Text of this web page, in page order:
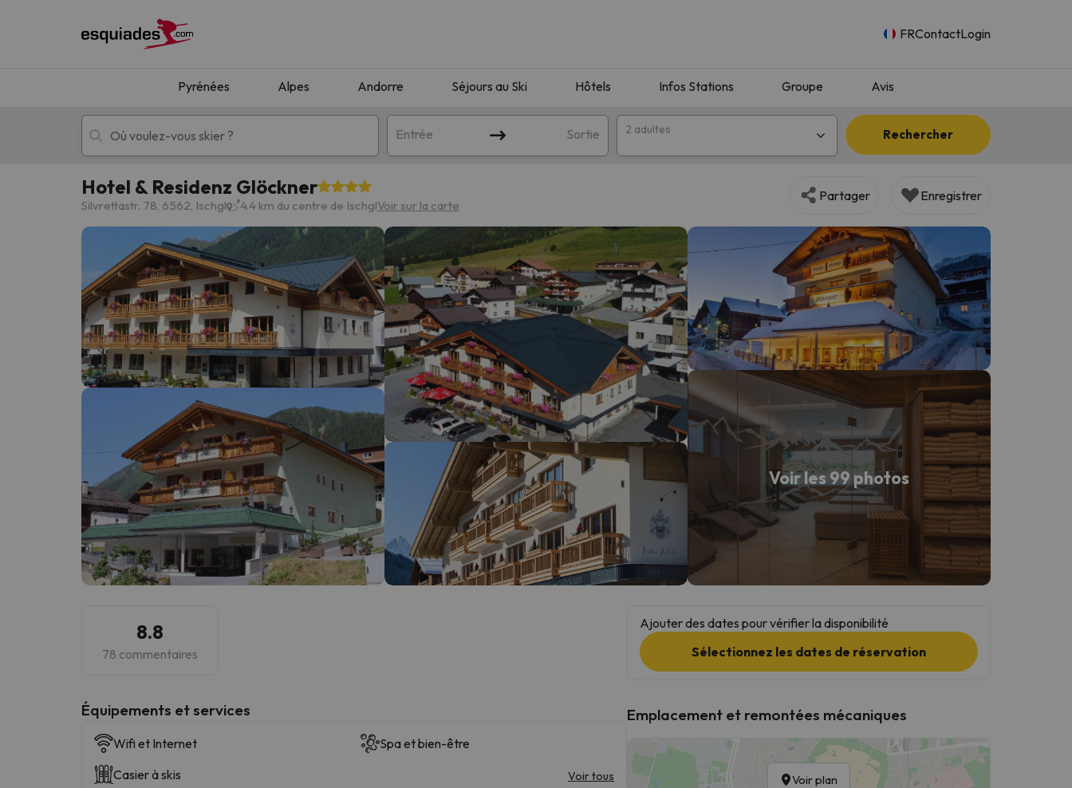
FRContactLogin
Pyrénées Alpes Andorre Séjours au Ski Hôtels Infos Stations Groupe Avis
Entrée Sortie 2 adultes Rechercher
Séjours au ski Séjours montagne
Oups, nous n'avons pas trouvé de résultats correspondant à votre recherche. Essayez de modifier la destination.
Il semble que notre chercheur se soit égaré. Dès qu'il aura retrouvé sa boussole, il reviendra.
Hotel & Residenz Glöckner
Silvrettastr. 78, 6562, Ischgl 4.4 km du centre de IschglVoir sur la carte
Partager Enregistrer
Voir les 99 photos
8.8
78 commentaires
​Équipements et services
Wifi et Internet
Spa et bien-être
Casier à skis
Voir tous
Ajouter des dates pour vérifier la disponibilité
Sélectionnez les dates de réservation
Emplacement et remontées mécaniques
Voir plan